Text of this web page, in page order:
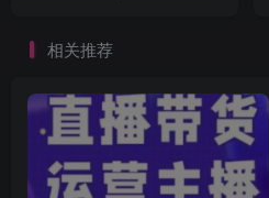
相关推荐